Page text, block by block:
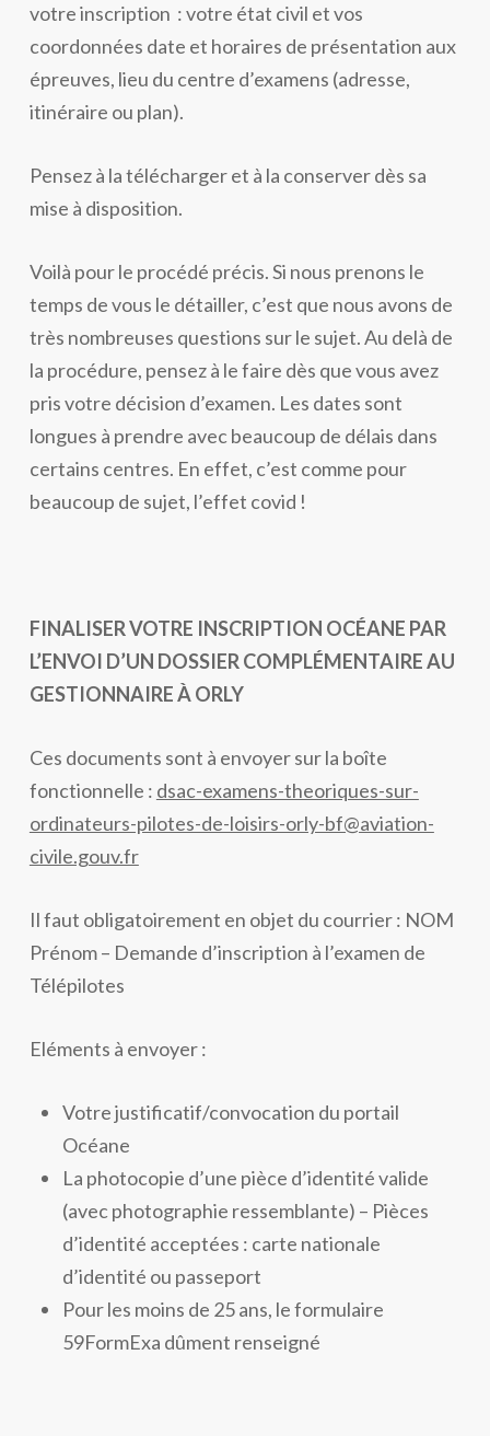
votre inscription : votre état civil et vos
coordonnées date et horaires de présentation aux
épreuves, lieu du centre d’examens (adresse,
itinéraire ou plan).
Pensez à la télécharger et à la conserver dès sa
mise à disposition.
Voilà pour le procédé précis. Si nous prenons le
temps de vous le détailler, c’est que nous avons de
très nombreuses questions sur le sujet. Au delà de
la procédure, pensez à le faire dès que vous avez
pris votre décision d’examen. Les dates sont
longues à prendre avec beaucoup de délais dans
certains centres. En effet, c’est comme pour
beaucoup de sujet, l’effet covid !
FINALISER VOTRE INSCRIPTION OCÉANE PAR
L’ENVOI D’UN DOSSIER COMPLÉMENTAIRE AU
GESTIONNAIRE À ORLY
Ces documents sont à envoyer sur la boîte
fonctionnelle : dsac-examens-theoriques-sur-
ordinateurs-pilotes-de-loisirs-orly-bf@aviation-
civile.gouv.fr
Il faut obligatoirement en objet du courrier : NOM
Prénom – Demande d’inscription à l’examen de
Télépilotes
Eléments à envoyer :
Votre justificatif/convocation du portail
Océane
La photocopie d’une pièce d’identité valide
(avec photographie ressemblante) – Pièces
d’identité acceptées : carte nationale
d’identité ou passeport
Pour les moins de 25 ans, le formulaire
59FormExa dûment renseigné